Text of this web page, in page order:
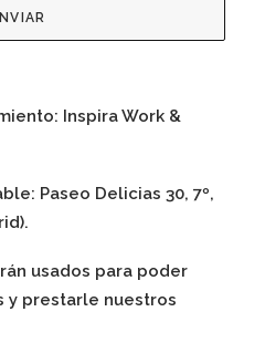
Inspira Work &
Paseo Delicias 30, 7º,
usados para poder
y prestarle nuestros